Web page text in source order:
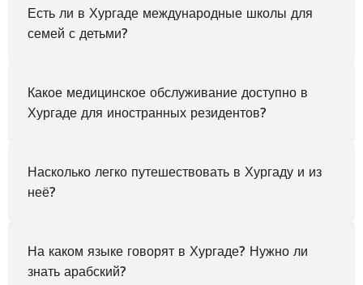
Есть ли в Хургаде международные школы для
семей с детьми?
Какое медицинское обслуживание доступно в
Хургаде для иностранных резидентов?
Насколько легко путешествовать в Хургаду и из
неё?
На каком языке говорят в Хургаде? Нужно ли
знать арабский?